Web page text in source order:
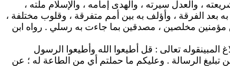
، والعدل سيرته ، والهدى إمامه ، والإسلام ملته ،
به بعد الفرقة ، وأؤلف به بين أمم متفرقة ، وقلوب مختلفة ،
مؤمنين مخلصين ، مصدقين بما جاءت به رسلي . رواه ابن
تعالى : قل أطيعوا الله وأطيعوا الرسول
تبليغ الرسالة . وعليكم ما حملتم أي من الطاعة له ؛ عن